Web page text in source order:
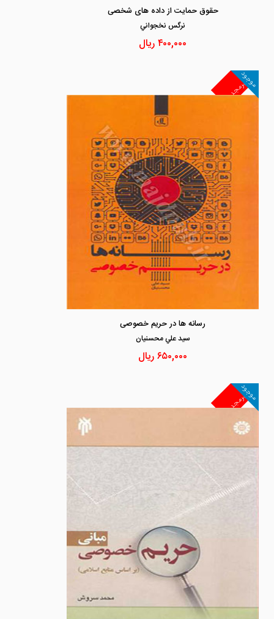
حقوق حمایت از داده های شخصی
نرگس نخجواني
۴۰۰,۰۰۰ریال
غیرمجد
موجود
رسانه ها در حریم خصوصی
سيد علي محسنيان
۶۵۰,۰۰۰ریال
غیرمجد
موجود